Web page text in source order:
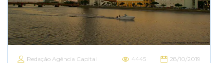
Redação Agência Capital 4445 28/10/2019